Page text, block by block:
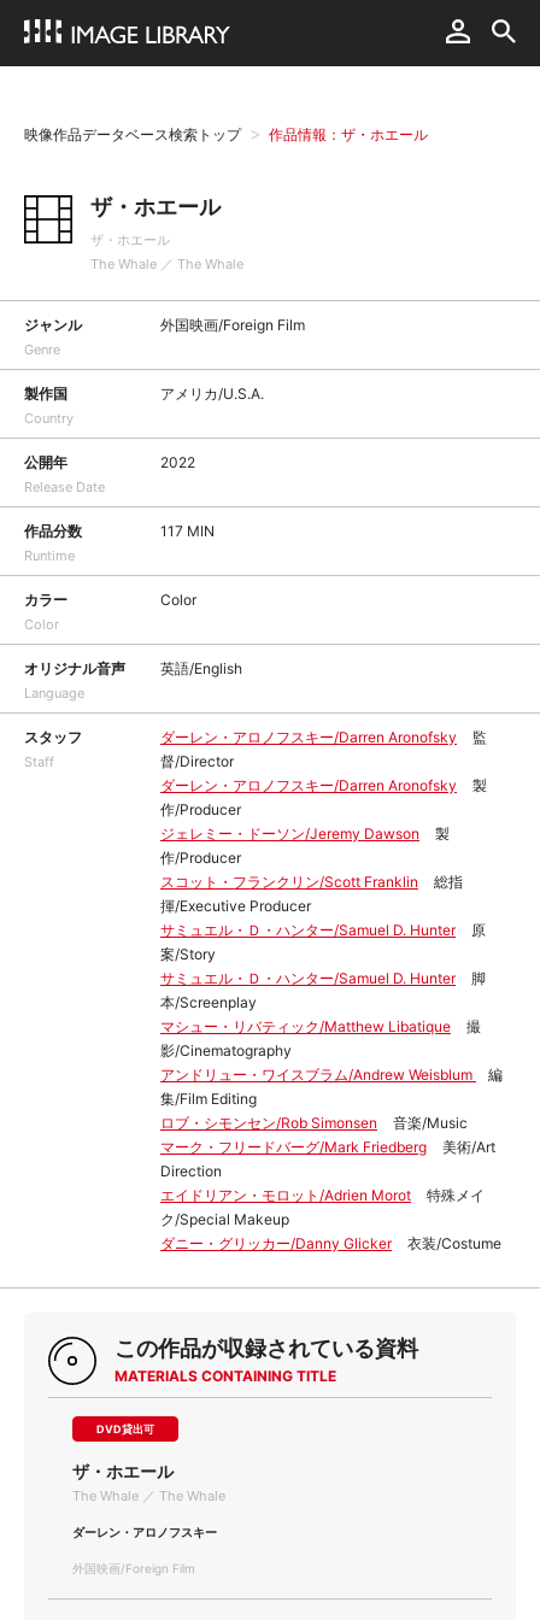
映像作品データベース検索トップ 作品情報：ザ・ホエール
ザ・ホエール
ザ・ホエール
The Whale ／ The Whale
ジャンル
Genre
外国映画/Foreign Film
製作国
Country
アメリカ/U.S.A.
公開年
Release Date
2022
作品分数
Runtime
117 MIN
カラー
Color
Color
オリジナル音声
Language
英語/English
スタッフ
Staff
ダーレン・アロノフスキー/Darren Aronofsky
監
督/Director
ダーレン・アロノフスキー/Darren Aronofsky
製
作/Producer
ジェレミー・ドーソン/Jeremy Dawson
製
作/Producer
スコット・フランクリン/Scott Franklin
総指
揮/Executive Producer
サミュエル・Ｄ・ハンター/Samuel D. Hunter
原
案/Story
サミュエル・Ｄ・ハンター/Samuel D. Hunter
脚
本/Screenplay
マシュー・リバティック/Matthew Libatique
撮
影/Cinematography
アンドリュー・ワイスブラム/Andrew Weisblum
編
集/Film Editing
ロブ・シモンセン/Rob Simonsen
音楽/Music
マーク・フリードバーグ/Mark Friedberg
美術/Art
Direction
エイドリアン・モロット/Adrien Morot
特殊メイ
ク/Special Makeup
ダニー・グリッカー/Danny Glicker
衣装/Costume
この作品が収録されている資料
MATERIALS CONTAINING TITLE
DVD貸出可
ザ・ホエール
The Whale ／ The Whale
ダーレン・アロノフスキー
外国映画/Foreign Film